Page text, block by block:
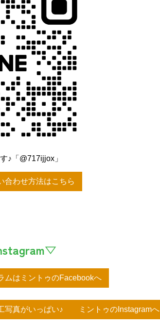
♪「@717ijjox」
合わせ方法はこちら
ムはミントゥのFacebookへ
写真がいっぱい♪ ミントゥのInstagramへ